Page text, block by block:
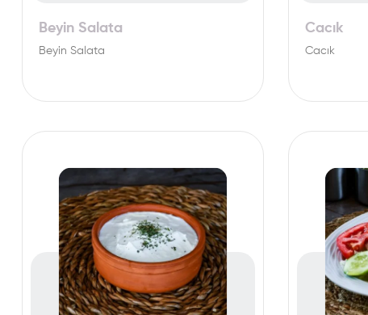
Beyin Salata
Beyin Salata
Cacık
Cacık